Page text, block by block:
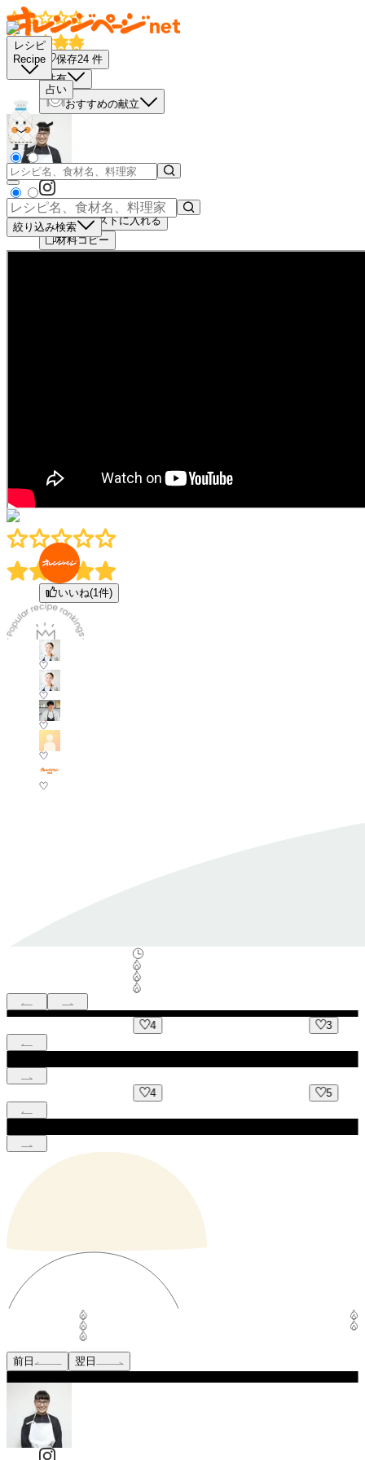
レシピ
Recipe
占い
絞り込み検索
保存24 件
共有
おすすめの献立
買い物リストに入れる
材料コピー
いいね(1件)
前日 翌日